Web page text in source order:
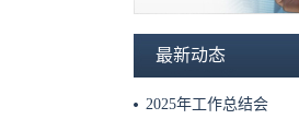
最新动态
2025年工作总结会